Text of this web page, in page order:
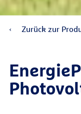
Zurück zur